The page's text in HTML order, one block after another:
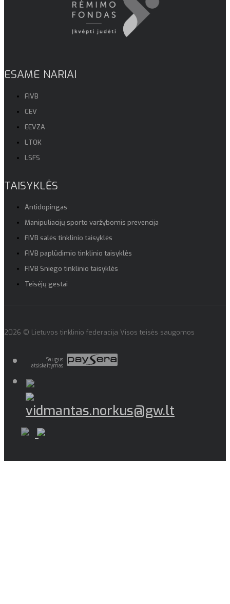
ESAME NARIAI
FIVB
CEV
EEVZA
LTOK
LSFS
TAISYKLĖS
Antidopingas
Manipuliacijų sporto varžybomis prevencija
FIVB salės tinklinio taisyklės
FIVB paplūdimio tinklinio taisyklės
FIVB Sniego tinklinio taisyklės
Teisėjų gestai
2026 © Lietuvos tinklinio federacija Visos teisės saugomos
Saugus
atsiskaitymas